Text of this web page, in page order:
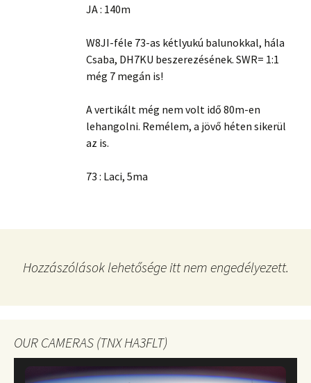
JA : 140m
W8JI-féle 73-as kétlyukú balunokkal, hála
Csaba, DH7KU beszerezésének. SWR= 1:1
még 7 megán is!
A vertikált még nem volt idő 80m-en
lehangolni. Remélem, a jövő héten sikerül
az is.
73 : Laci, 5ma
Hozzászólások lehetősége itt nem engedélyezett.
OUR CAMERAS (TNX HA3FLT)